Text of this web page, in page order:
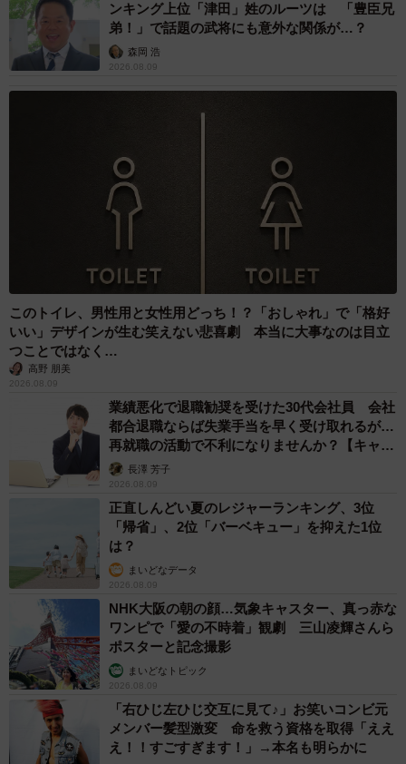
ンキング上位「津田」姓のルーツは 「豊臣兄
弟！」で話題の武将にも意外な関係が…？
森岡 浩
2026.08.09
このトイレ、男性用と女性用どっち！？「おしゃれ」で「格好
いい」デザインが生む笑えない悲喜劇 本当に大事なのは目立
つことではなく…
高野 朋美
2026.08.09
業績悪化で退職勧奨を受けた30代会社員 会社
都合退職ならば失業手当を早く受け取れるが…
再就職の活動で不利になりませんか？【キャリ
アカウンセラーが解説】
長澤 芳子
2026.08.09
正直しんどい夏のレジャーランキング、3位
「帰省」、2位「バーベキュー」を抑えた1位
は？
まいどなデータ
2026.08.09
NHK大阪の朝の顔…気象キャスター、真っ赤な
ワンピで「愛の不時着」観劇 三山凌輝さんら
ポスターと記念撮影
まいどなトピック
2026.08.09
「右ひじ左ひじ交互に見て♪」お笑いコンビ元
メンバー髪型激変 命を救う資格を取得「ええ
え！！すごすぎます！」→本名も明らかに